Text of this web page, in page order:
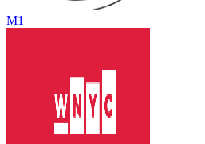
M1